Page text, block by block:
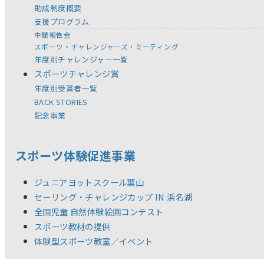
助成制度概要
支援プログラム
中間報告会
スポーツ・チャレンジャーズ・ミーティング
年度別チャレンジャー一覧
スポーツチャレンジ賞
年度別受賞者一覧
BACK STORIES
記念事業
スポーツ体験促進事業
ジュニアヨットスクール葉山
セーリング・チャレンジカップ IN 浜名湖
全国児童 自然体験絵画コンテスト
スポーツ教材の提供
体験型スポーツ教室／イベント